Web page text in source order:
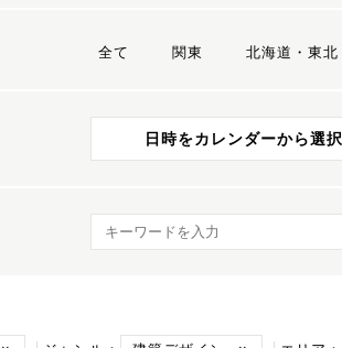
全て 関東 北海道・東北
日時をカレンダーから選択
キーワード検索